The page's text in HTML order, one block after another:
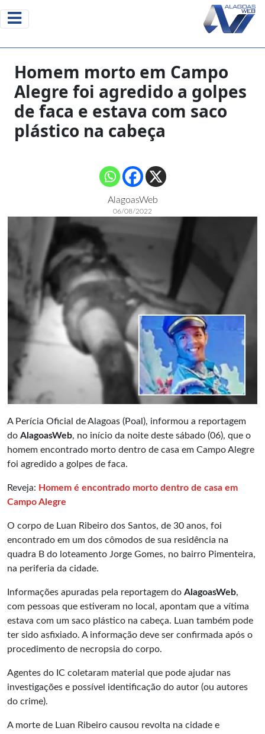
Homem morto em Campo
Alegre foi agredido a golpes
de faca e estava com saco
plástico na cabeça
AlagoasWeb
06/08/2022
A Perícia Oficial de Alagoas (Poal), informou a reportagem
do AlagoasWeb, no início da noite deste sábado (06), que o
homem encontrado morto dentro de casa em Campo Alegre
foi agredido a golpes de faca.
Reveja: Homem é encontrado morto dentro de casa em
Campo Alegre
O corpo de Luan Ribeiro dos Santos, de 30 anos, foi
encontrado em um dos cômodos de sua residência na
quadra B do loteamento Jorge Gomes, no bairro Pimenteira,
na periferia da cidade.
Informações apuradas pela reportagem do AlagoasWeb,
com pessoas que estiveram no local, apontam que a vítima
estava com um saco plástico na cabeça. Luan também pode
ter sido asfixiado. A informação deve ser confirmada após o
procedimento de necropsia do corpo.
Agentes do IC coletaram material que pode ajudar nas
investigações e possível identificação do autor (ou autores
do crime).
A morte de Luan Ribeiro causou revolta na cidade e